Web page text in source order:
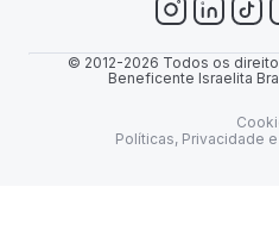
© 2012-2026 Todos os
Beneficente Israelita
Políticas, Privacidade